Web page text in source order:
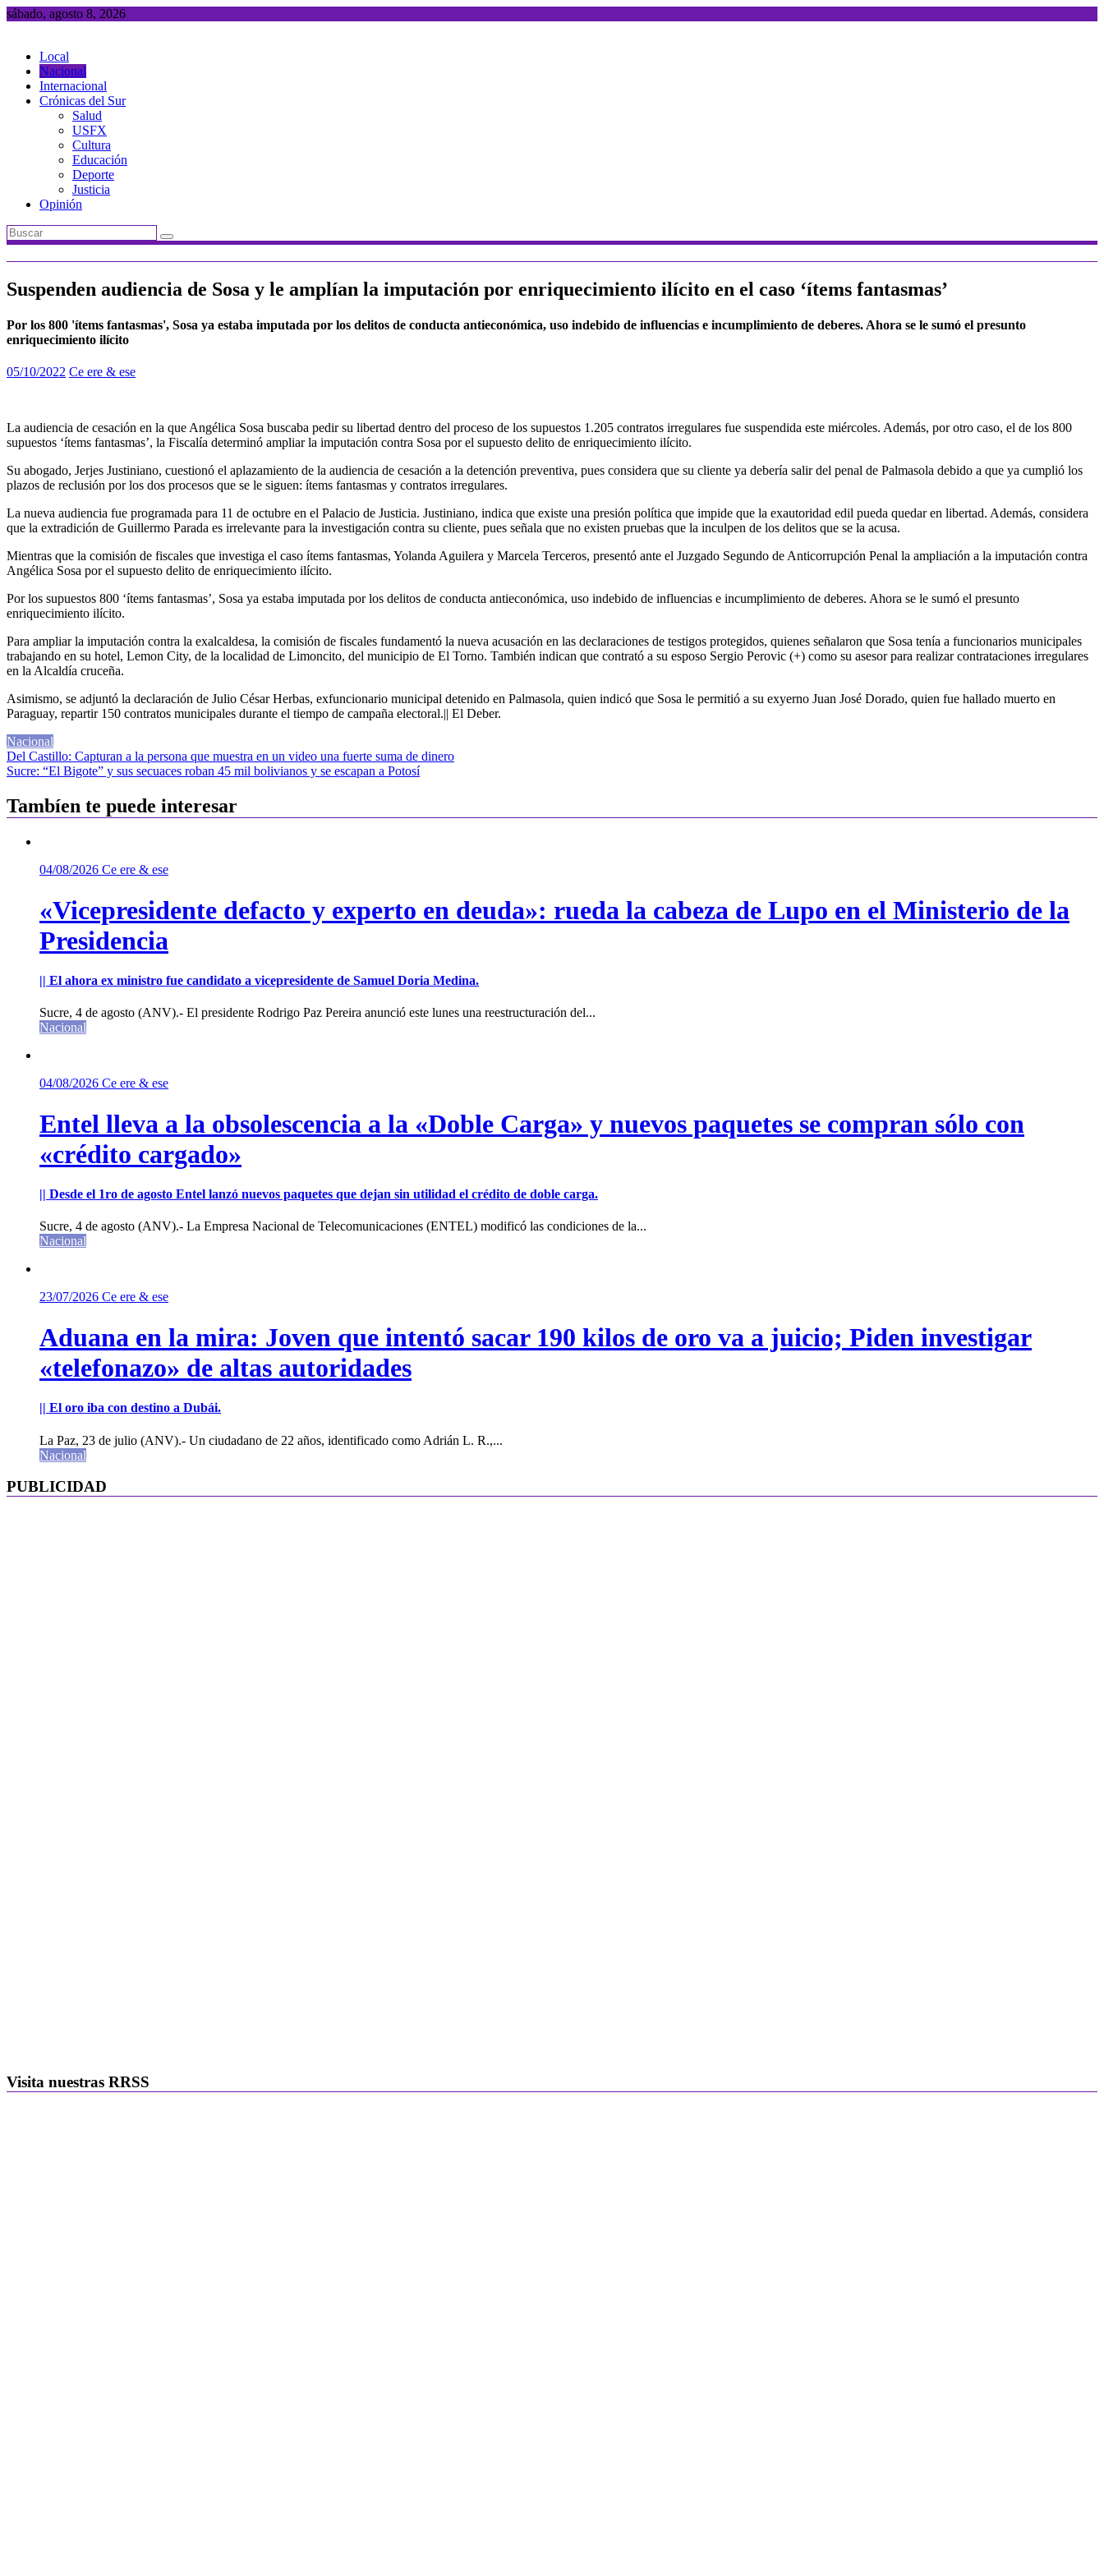
Saltar
sábado, agosto 8, 2026
Local
Nacional
Internacional
Crónicas del Sur
Salud
USFX
Cultura
Educación
Deporte
Justicia
Opinión
Suspenden audiencia de Sosa y le amplían la imputación por enriquecimiento ilícito en el caso ‘ítems fantasmas’
Por los 800 'ítems fantasmas', Sosa ya estaba imputada por los delitos de conducta antieconómica, uso indebido de influencias e incumplimiento de deberes. Ahora se le sumó el presunto
enriquecimiento ilícito
05/10/2022 Ce ere & ese
La audiencia de cesación en la que Angélica Sosa buscaba pedir su libertad dentro del proceso de los supuestos 1.205 contratos irregulares fue suspendida este miércoles. Además, por otro caso, el de los 800
supuestos ‘ítems fantasmas’, la Fiscalía determinó ampliar la imputación contra Sosa por el supuesto delito de enriquecimiento ilícito.
Su abogado, Jerjes Justiniano, cuestionó el aplazamiento de la audiencia de cesación a la detención preventiva, pues considera que su cliente ya debería salir del penal de Palmasola debido a que ya cumplió los
plazos de reclusión por los dos procesos que se le siguen: ítems fantasmas y contratos irregulares.
La nueva audiencia fue programada para 11 de octubre en el Palacio de Justicia. Justiniano, indica que existe una presión política que impide que la exautoridad edil pueda quedar en libertad. Además, considera
que la extradición de Guillermo Parada es irrelevante para la investigación contra su cliente, pues señala que no existen pruebas que la inculpen de los delitos que se la acusa.
Mientras que la comisión de fiscales que investiga el caso ítems fantasmas, Yolanda Aguilera y Marcela Terceros, presentó ante el Juzgado Segundo de Anticorrupción Penal la ampliación a la imputación contra
Angélica Sosa por el supuesto delito de enriquecimiento ilícito.
Por los supuestos 800 ‘ítems fantasmas’, Sosa ya estaba imputada por los delitos de conducta antieconómica, uso indebido de influencias e incumplimiento de deberes. Ahora se le sumó el presunto
enriquecimiento ilícito.
Para ampliar la imputación contra la exalcaldesa, la comisión de fiscales fundamentó la nueva acusación en las declaraciones de testigos protegidos, quienes señalaron que Sosa tenía a funcionarios municipales
trabajando en su hotel, Lemon City, de la localidad de Limoncito, del municipio de El Torno. También indican que contrató a su esposo Sergio Perovic (+) como su asesor para realizar contrataciones irregulares
en la Alcaldía cruceña.
Asimismo, se adjuntó la declaración de Julio César Herbas, exfuncionario municipal detenido en Palmasola, quien indicó que Sosa le permitió a su exyerno Juan José Dorado, quien fue hallado muerto en
Paraguay, repartir 150 contratos municipales durante el tiempo de campaña electoral.|| El Deber.
Nacional
Navegación
de
entradas
Del Castillo: Capturan a la persona que muestra en un video una fuerte suma de dinero
Sucre: “El Bigote” y sus secuaces roban 45 mil bolivianos y se escapan a Potosí
Tambíen te puede interesar
04/08/2026 Ce ere & ese
«Vicepresidente defacto y experto en deuda»: rueda la cabeza de Lupo en el Ministerio de la
Presidencia
|| El ahora ex ministro fue candidato a vicepresidente de Samuel Doria Medina.
Sucre, 4 de agosto (ANV).- El presidente Rodrigo Paz Pereira anunció este lunes una reestructuración del...
Nacional
04/08/2026 Ce ere & ese
Entel lleva a la obsolescencia a la «Doble Carga» y nuevos paquetes se compran sólo con
«crédito cargado»
|| Desde el 1ro de agosto Entel lanzó nuevos paquetes que dejan sin utilidad el crédito de doble carga.
Sucre, 4 de agosto (ANV).- La Empresa Nacional de Telecomunicaciones (ENTEL) modificó las condiciones de la...
Nacional
23/07/2026 Ce ere & ese
Aduana en la mira: Joven que intentó sacar 190 kilos de oro va a juicio; Piden investigar
«telefonazo» de altas autoridades
|| El oro iba con destino a Dubái.
La Paz, 23 de julio (ANV).- Un ciudadano de 22 años, identificado como Adrián L. R.,...
Nacional
PUBLICIDAD
Visita nuestras RRSS